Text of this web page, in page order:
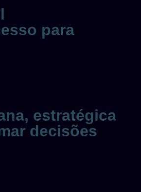
para
estratégica
decisões